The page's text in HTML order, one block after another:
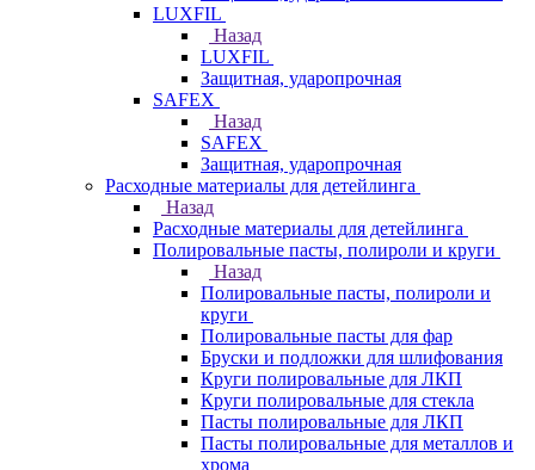
LUXFIL
Назад
LUXFIL
Защитная, ударопрочная
SAFEX
Назад
SAFEX
Защитная, ударопрочная
Расходные материалы для детейлинга
Назад
Расходные материалы для детейлинга
Полировальные пасты, полироли и круги
Назад
Полировальные пасты, полироли и
круги
Полировальные пасты для фар
Бруски и подложки для шлифования
Круги полировальные для ЛКП
Круги полировальные для стекла
Пасты полировальные для ЛКП
Пасты полировальные для металлов и
хрома